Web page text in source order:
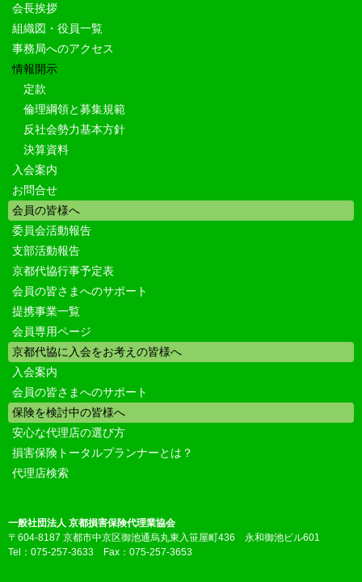
会長挨拶
組織図・役員一覧
事務局へのアクセス
情報開示
定款
倫理綱領と募集規範
反社会勢力基本方針
決算資料
入会案内
お問合せ
会員の皆様へ
委員会活動報告
支部活動報告
京都代協行事予定表
会員の皆さまへのサポート
提携事業一覧
会員専用ページ
京都代協に入会をお考えの皆様へ
入会案内
会員の皆さまへのサポート
保険を検討中の皆様へ
安心な代理店の選び方
損害保険トータルプランナーとは？
代理店検索
一般社団法人 京都損害保険代理業協会
〒604-8187 京都市中京区御池通烏丸東入笹屋町436 永和御池ビル601
Tel：075-257-3633 Fax：075-257-3653